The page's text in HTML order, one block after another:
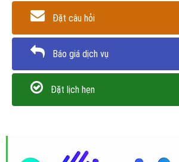
Đặt câu hỏi
Báo giá dịch vụ
Đặt lịch hẹn